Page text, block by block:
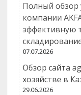
Полный обзор
компании
эффективную
07.07.2026
Обзор сайта
хозяйстве в
29.06.2026